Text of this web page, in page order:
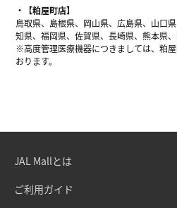
【粕屋町店】
鳥取県、島根県、岡山県、広島県、山口
知県、福岡県、佐賀県、長崎県、熊本県
※高度管理医療機器につきましては、粕
おります。
JAL Mallとは
ご利用ガイド